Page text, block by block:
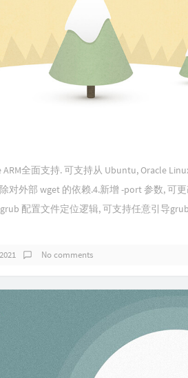
ARM全面支持. 可支持从 Ubuntu, Oracle
对外部 wget 的依赖.4.新增 -port 参数, 可
配置文件定位逻辑, 可支持任意引导
No comments